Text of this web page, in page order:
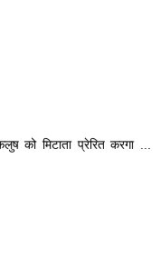
को मिटाता प्रेरित करगा ...